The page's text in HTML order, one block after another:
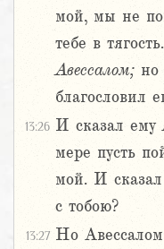
мой, мы не
тебе в
Авессалом; но
благословил
13:26 И сказал ему
мере пусть
мой. И
с тобою?
13:27 Но